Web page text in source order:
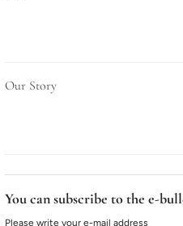
Our Story
You can subscribe to the e-